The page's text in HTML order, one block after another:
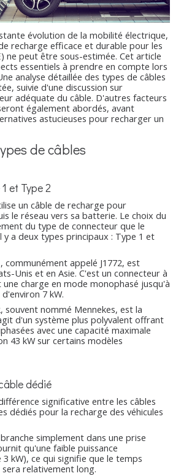
évolution de la mobilité électrique,
recharge efficace et durable pour les
ne peut être sous-estimée. Cet article
essentiels à prendre en compte lors
analyse détaillée des types de câbles
suivie d'une discussion sur
adéquate du câble. D'autres facteurs
également abordés, avant
astucieuses pour recharger un
de câbles
et Type 2
un câble de recharge pour
le réseau vers sa batterie. Le choix du
du type de connecteur que le
y a deux types principaux : Type 1 et
communément appelé J1772, est
Unis et en Asie. C'est un connecteur à
charge en mode monophasé jusqu'à
7 kW.
souvent nommé Mennekes, est la
d'un système plus polyvalent offrant
avec une capacité maximale
43 kW sur certains modèles
dédié
significative entre les câbles
dédiés pour la recharge des véhicules
simplement dans une prise
qu'une faible puissance
kW), ce qui signifie que le temps
relativement long.